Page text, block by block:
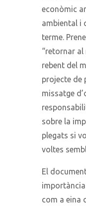
econòmic
ambiental i
terme.
“retornar
rebent del
projecte de
missatge
sobre la
plegats si
voltes
El
com a eina